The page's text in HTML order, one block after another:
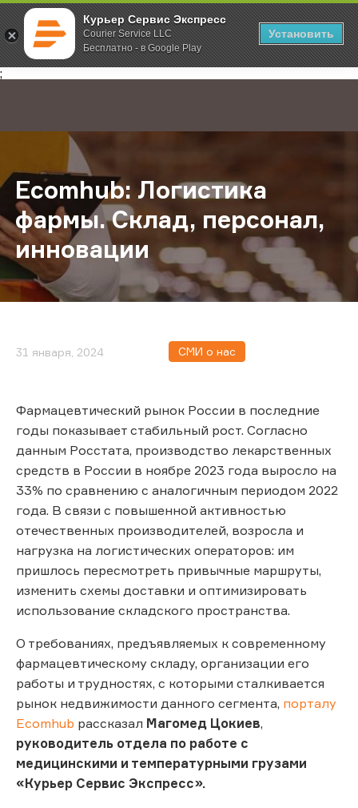
Курьер Сервис Экспресс
Courier Service LLC
Бесплатно - в Google Play
Установить
;
Главная О компании Новости Ecomhub: Логистика фармы.
Ecomhub: Логистика
фармы. Склад, персонал,
инновации
31 января, 2024 СМИ о нас
Фармацевтический рынок России в последние
годы показывает стабильный рост. Cогласно
данным Росстата, производство лекарственных
средств в России в ноябре 2023 года выросло на
33% по сравнению с аналогичным периодом 2022
года. В связи с повышенной активностью
отечественных производителей, возросла и
нагрузка на логистических операторов: им
пришлось пересмотреть привычные маршруты,
изменить схемы доставки и оптимизировать
использование складского пространства.
О требованиях, предъявляемых к современному
фармацевтическому складу, организации его
работы и трудностях, с которыми сталкивается
рынок недвижимости данного сегмента, порталу
Ecomhub рассказал Магомед Цокиев,
руководитель отдела по работе с
медицинскими и температурными грузами
«Курьер Сервис Экспресс».